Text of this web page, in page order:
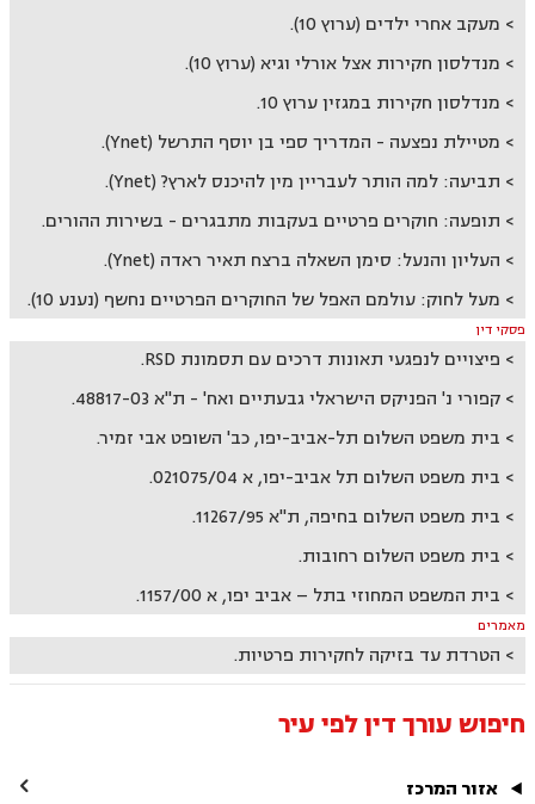
מעקב אחרי ילדים (ערוץ 10).
מנדלסון חקירות אצל אורלי וגיא (ערוץ 10).
מנדלסון חקירות במגזין ערוץ 10.
מטיילת נפצעה - המדריך ספי בן יוסף התרשל (Ynet).
תביעה: למה הותר לעבריין מין להיכנס לארץ? (Ynet).
תופעה: חוקרים פרטיים בעקבות מתבגרים - בשירות ההורים.
העליון והנעל: סימן השאלה ברצח תאיר ראדה (Ynet).
מעל לחוק: עולמם האפל של החוקרים הפרטיים נחשף (נענע 10).
פסקי דין
פיצויים לנפגעי תאונות דרכים עם תסמונת RSD.
קפורי נ' הפניקס הישראלי גבעתיים ואח' - ת"א 48817-03.
בית משפט השלום תל-אביב-יפו, כב' השופט אבי זמיר.
בית משפט השלום תל אביב-יפו, א 021075/04.
בית משפט השלום בחיפה, ת"א 11267/95.
בית משפט השלום רחובות.
בית המשפט המחוזי בתל – אביב יפו, א 1157/00.
מאמרים
הטרדת עד בזיקה לחקירות פרטיות.
חיפוש עורך דין לפי עיר
אזור המרכז 